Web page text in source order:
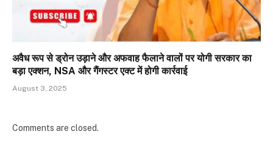
अवैध रूप से ड्रोन उड़ाने और अफवाह फैलाने वालों पर योगी सरकार का
बड़ा एक्शन, NSA और गैंगस्टर एक्ट में होगी कार्रवाई
August 3, 2025
Comments are closed.